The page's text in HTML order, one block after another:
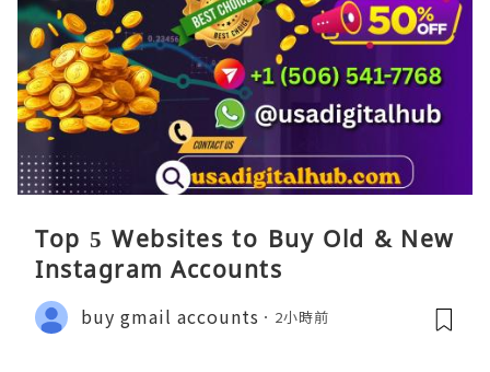
Top 5 Websites to Buy Old & New
Instagram Accounts
buy gmail accounts 2小時前